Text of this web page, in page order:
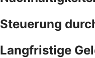
Steuerung
Langfristige